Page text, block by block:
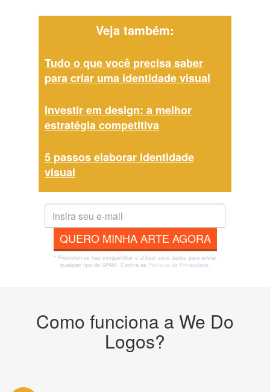
Veja também:
Tudo o que você precisa saber
para criar uma identidade visual
Investir em design: a melhor
estratégia competitiva
5 passos elaborar identidade
visual
QUERO MINHA ARTE AGORA
* Prometemos não compartilhar e utilizar seus dados para enviar
qualquer tipo de SPAM. Confira as Políticas de Privacidade.
Como funciona a We Do
Logos?